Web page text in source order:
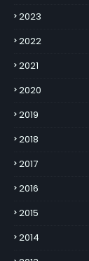
2023
2022
2021
2020
2019
2018
2017
2016
2015
2014